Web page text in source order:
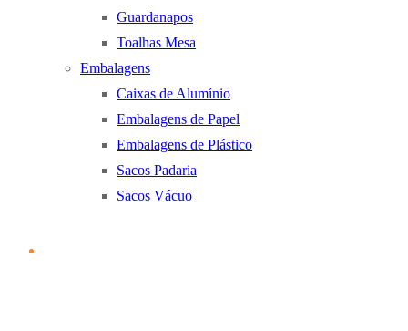
Guardanapos
Toalhas Mesa
Embalagens
Caixas de Alumínio
Embalagens de Papel
Embalagens de Plástico
Sacos Padaria
Sacos Vácuo